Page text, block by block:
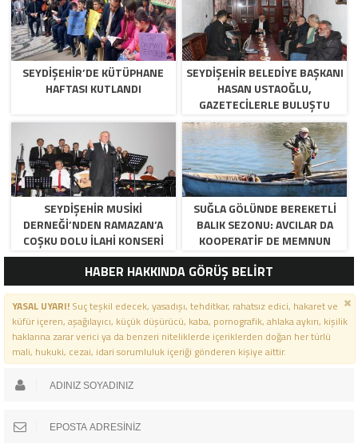
SEYDIŞEHIR’DE KÜTÜPHANE
HAFTASI KUTLANDI
SEYDIŞEHIR BELEDIYE BAŞKANI
HASAN USTAOĞLU,
GAZETECILERLE BULUŞTU
SEYDIŞEHIR MUSIKI
DERNEĞI’NDEN RAMAZAN’A
COŞKU DOLU İLAHI KONSERI
SUĞLA GÖLÜNDE BEREKETLI
BALIK SEZONU: AVCILAR DA
KOOPERATIF DE MEMNUN
HABER HAKKINDA GÖRÜŞ BELİRT
YASAL UYARI!Suç teşkil edecek, yasadışı, tehditkar, rahatsız edici, hakaret ve
küfür içeren, aşağılayıcı, küçük düşürücü, kaba, pornografik, ahlaka aykırı, kişilik
haklarına zarar verici ya da benzeri niteliklerde içeriklerden doğan her türlü
mali, hukuki, cezai, idari sorumluluk içeriği gönderen kişiye aittir.